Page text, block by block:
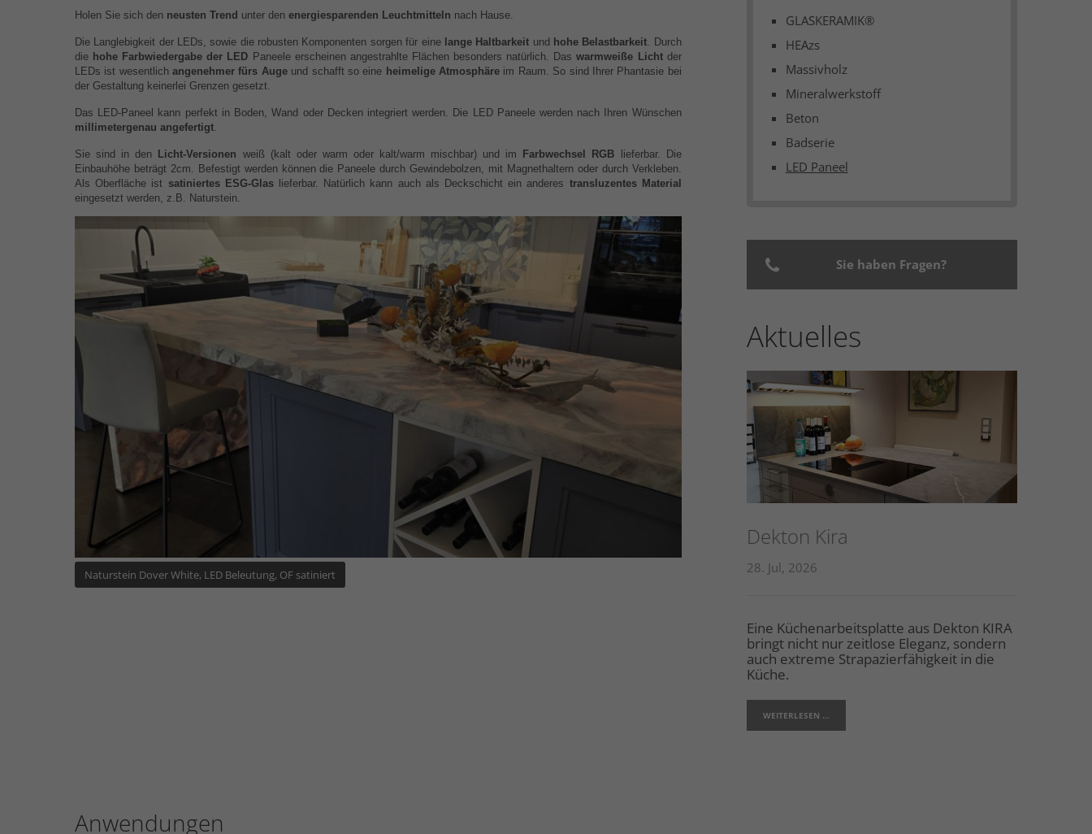
Holen Sie sich den neusten Trend unter den energiesparenden Leuchtmitteln nach Hause.
Die Langlebigkeit der LEDs, sowie die robusten Komponenten sorgen für einelange Haltbarkeit und hohe Belastbarkeit. Durch
die hohe Farbwiedergabe der LED Paneele erscheinen angestrahlte Flächen besonders natürlich. Daswarmweiße Lichtder
LEDs ist wesentlichangenehmer fürs Augeund schafft so eine heimelige Atmosphäre im Raum. So sind Ihrer Phantasie bei
der Gestaltung keinerlei Grenzen gesetzt.
Das LED-Paneel kann perfekt in Boden, Wand oder Decken integriert werden. Die LED Paneele werden nach Ihren Wünschen
millimetergenau angefertigt.
Sie sind in den Licht-Versionen weiß (kalt oder warm oder kalt/warm mischbar) und im Farbwechsel RGB lieferbar. Die
Einbauhöhe beträgt 2cm. Befestigt werden können die Paneele durch Gewindebolzen, mit Magnethaltern oder durch Verkleben.
Als Oberfläche ist satiniertes ESG-Glaslieferbar. Natürlich kann auch als Deckschicht ein anderes transluzentes Material
eingesetzt werden, z.B. Naturstein.
Naturstein Dover White, LED Beleutung, OF satiniert
GLASKERAMIK®
HEAzs
Massivholz
Mineralwerkstoff
Beton
Badserie
LED Paneel
Sie haben Fragen?
Aktuelles
Dekton Kira
28. Jul, 2026
Eine Küchenarbeitsplatte aus Dekton KIRA
bringt nicht nur zeitlose Eleganz, sondern
auch extreme Strapazierfähigkeit in die
Küche.
WEITERLESEN …
Anwendungen